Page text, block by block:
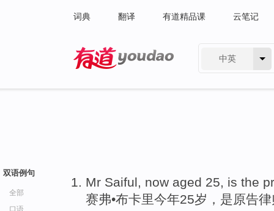
词典 翻译 有道精品课 云笔记
中英
双语例句
全部
口语
Mr Saiful, now aged 25, is the
赛弗•布卡里今年25岁 ， 是原告